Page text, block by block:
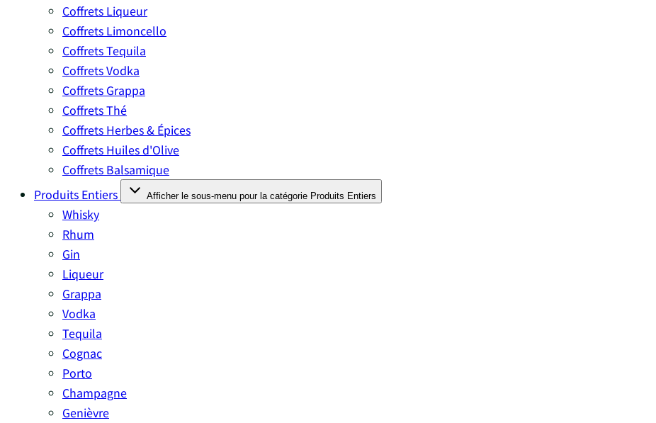
Coffrets Liqueur
Coffrets Limoncello
Coffrets Tequila
Coffrets Vodka
Coffrets Grappa
Coffrets Thé
Coffrets Herbes & Épices
Coffrets Huiles d'Olive
Coffrets Balsamique
Produits Entiers
Afficher le sous-menu pour la catégorie Produits Entiers
Whisky
Rhum
Gin
Liqueur
Grappa
Vodka
Tequila
Cognac
Porto
Champagne
Genièvre